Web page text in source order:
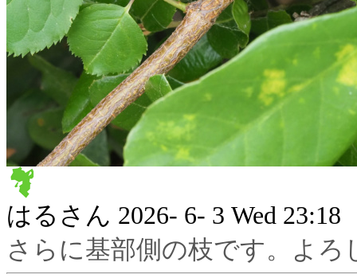
はるさん 2026- 6- 3 Wed 23:18
さらに基部側の枝です。よ